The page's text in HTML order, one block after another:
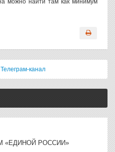
можно найти там как минимум
канал
«ЕДИНОЙ РОССИИ»